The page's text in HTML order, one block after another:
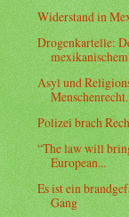
Widerstand in
Drogenkartelle:
Asyl und
Menschenrecht.
Polizei brach
“The law will
European...
Es ist ein
Gang